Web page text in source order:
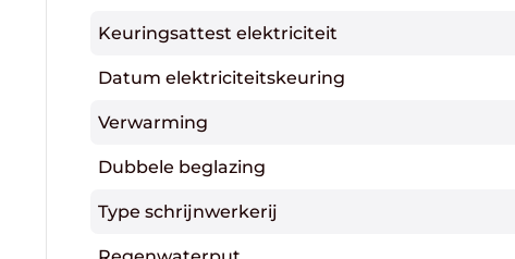
Keuringsattest elektriciteit
Datum elektriciteitskeuring
Verwarming
Dubbele beglazing
Type schrijnwerkerij